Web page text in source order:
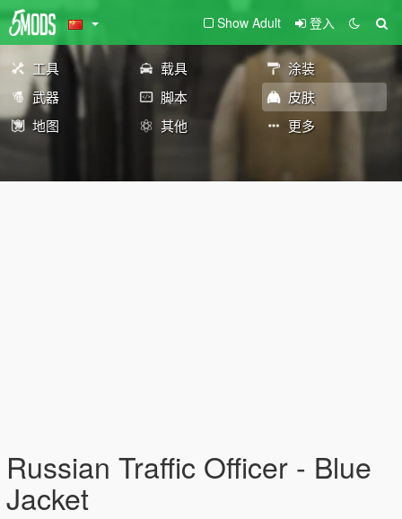
Show Adult 登入
工具 载具
涂装
武器
脚本
皮肤
地图
其他 更多
Russian Traffic Officer - Blue
Jacket